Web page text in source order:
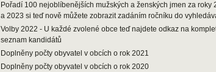
Pořadí 100 nejoblíbenějších mužských a ženských jmen za roky
a 2023 si teď nově můžete zobrazit zadáním ročníku do
Volby 2022 - U každé zvolené obce teď najdete odkaz na
seznam kandidátů
Doplněny počty obyvatel v obcích o rok 2021
Doplněny počty obyvatel v obcích o rok 2020